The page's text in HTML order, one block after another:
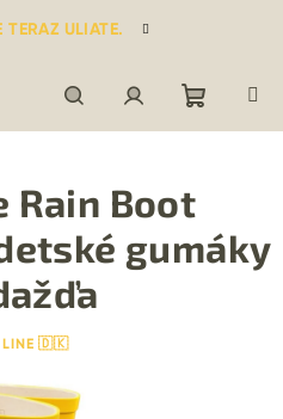
TERAZ ULIATE.
HľadaťPrihlásenie
košík
Rain Boot
gumáky
LINE 🇩🇰